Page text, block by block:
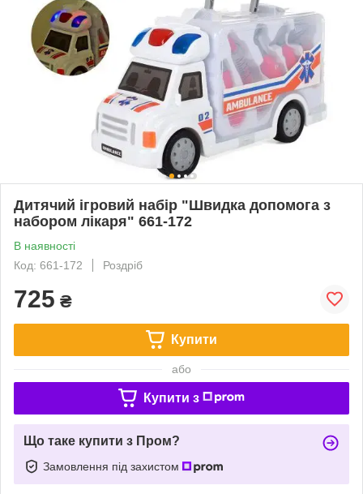
Дитячий ігровий набір "Швидка допомога з
набором лікаря" 661-172
В наявності
Код: 661-172
Роздріб
725 ₴
Купити
або
Купити з
Що таке купити з Пром?
Замовлення під захистом